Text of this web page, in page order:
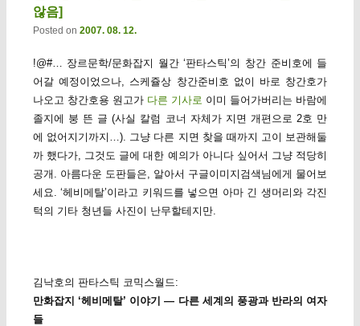
않음]
Posted on 2007. 08. 12.
!@#… 장르문학/문화잡지 월간 ‘판타스틱’의 창간 준비호에 들
어갈 예정이었으나, 스케쥴상 창간준비호 없이 바로 창간호가
나오고 창간호용 원고가 다른 기사로 이미 들어가버리는 바람에
졸지에 붕 뜬 글 (사실 칼럼 코너 자체가 지면 개편으로 2호 만
에 없어지기까지…). 그냥 다른 지면 찾을 때까지 고이 보관해둘
까 했다가, 그것도 글에 대한 예의가 아니다 싶어서 그냥 적당히
공개. 아름다운 도판들은, 알아서 구글이미지검색님에게 물어보
세요. ‘헤비메탈’이라고 키워드를 넣으면 아마 긴 생머리와 각진
턱의 기타 청년들 사진이 난무할테지만.
김낙호의 판타스틱 코믹스월드:
만화잡지 ‘헤비메탈’ 이야기 — 다른 세계의 풍광과 반라의 여자
들